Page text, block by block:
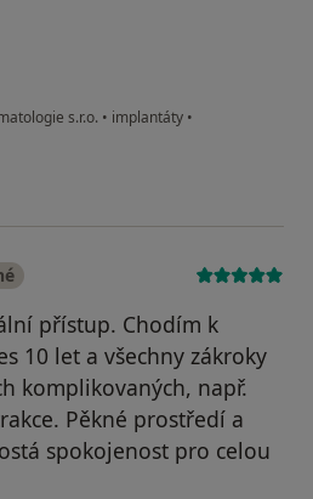
s.r.o. • implantáty •
přístup. Chodím k
10 let a všechny zákroky
komplikovaných, např.
Pěkné prostředí a
spokojenost pro celou